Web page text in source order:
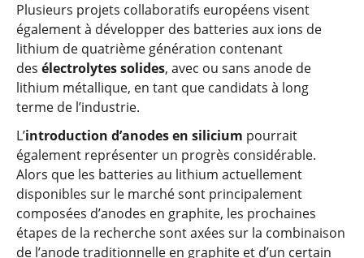
Plusieurs projets collaboratifs européens visent
également à développer des batteries aux ions de
lithium de quatrième génération contenant
des électrolytes solides, avec ou sans anode de
lithium métallique, en tant que candidats à long
terme de l’industrie.
L’introduction d’anodes en silicium pourrait
également représenter un progrès considérable.
Alors que les batteries au lithium actuellement
disponibles sur le marché sont principalement
composées d’anodes en graphite, les prochaines
étapes de la recherche sont axées sur la combinaison
de l’anode traditionnelle en graphite et d’un certain